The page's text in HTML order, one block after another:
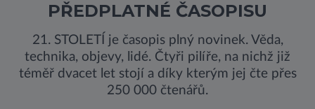
PŘEDPLATNÉ ČASOPISU
21. STOLETÍ je časopis plný novinek. Věda,
technika, objevy, lidé. Čtyři pilíře, na nichž již
téměř dvacet let stojí a díky kterým jej čte přes
250 000 čtenářů.